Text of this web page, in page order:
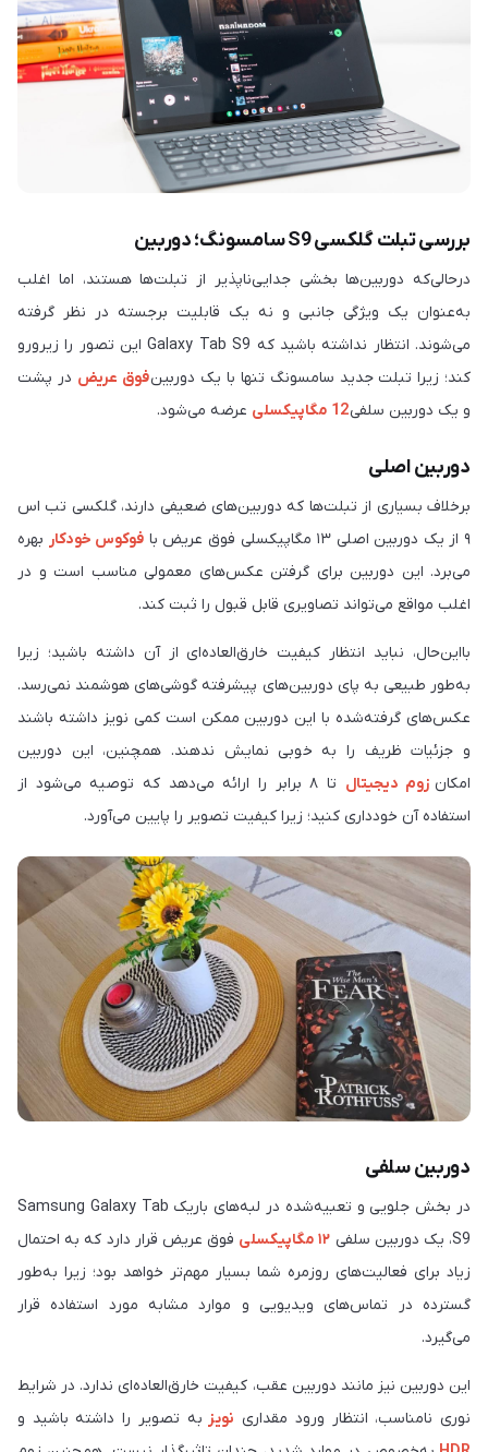
بررسی تبلت گلکسی ‏S9‎‏ سامسونگ؛ دوربین
درحالی‌که دوربین‌ها بخشی جدایی‌ناپذیر از تبلت‌ها هستند، اما اغلب
به‌عنوان یک ویژگی جانبی و نه یک قابلیت برجسته در نظر گرفته
می‌شوند. انتظار نداشته باشید که Galaxy Tab S9 این تصور را زیرورو
کند؛ زیرا تبلت جدید سامسونگ تنها با یک دوربینفوق عریض در پشت
و یک دوربین سلفی
عرضه می‌شود.
دوربین اصلی
برخلاف بسیاری از تبلت‌ها که دوربین‌های ضعیفی دارند، گلکسی تب اس
۹ از یک دوربین اصلی ۱۳ مگاپیکسلی فوق عریض با
فوکوس خودکار بهره
می‌برد. این دوربین برای گرفتن عکس‌های معمولی مناسب است و در
اغلب مواقع می‌تواند تصاویری قابل قبول را ثبت کند.
بااین‌حال، نباید انتظار کیفیت خارق‌العاده‌ای از آن داشته باشید؛ زیرا
به‌طور طبیعی به پای دوربین‌های پیشرفته گوشی‌های هوشمند نمی‌رسد.
عکس‌های گرفته‌شده با این دوربین ممکن است کمی نویز داشته باشند
و جزئیات ظریف را به‌ خوبی نمایش ندهند. همچنین، این دوربین
امکان زوم دیجیتال
تا ۸ برابر را ارائه می‌دهد که توصیه می‌شود از
استفاده آن خودداری کنید؛ زیرا کیفیت تصویر را پایین می‌آورد.
دوربین سلفی
در بخش جلویی و تعبیه‌شده در لبه‌های باریک ‏Samsung Galaxy Tab
S9‎‏، یک دوربین سلفی
۱۲ مگاپیکسلی
فوق عریض قرار دارد که به‌ احتمال
زیاد برای فعالیت‌های روزمره شما بسیار مهم‌تر خواهد بود؛ زیرا به‌طور
گسترده در تماس‌های ویدیویی و موارد مشابه مورد استفاده قرار
می‌گیرد.
این دوربین نیز مانند دوربین عقب، کیفیت خارق‌العاده‌ای ندارد. در شرایط
نوری نامناسب، انتظار ورود مقداری نویز به تصویر را داشته باشید و